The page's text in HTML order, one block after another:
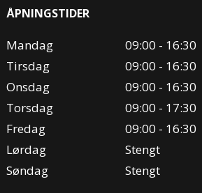
ÅPNINGSTIDER
Mandag
09:00 - 16:30
Tirsdag
09:00 - 16:30
Onsdag
09:00 - 16:30
Torsdag
09:00 - 17:30
Fredag
09:00 - 16:30
Lørdag
Stengt
Søndag
Stengt